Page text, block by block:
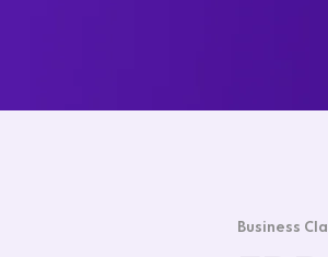
Business